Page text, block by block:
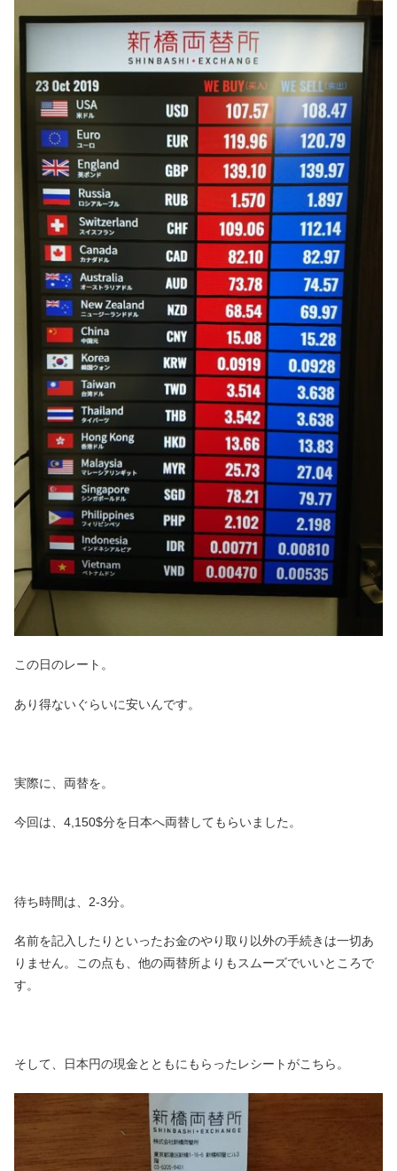
この日のレート。
あり得ないぐらいに安いんです。
実際に、両替を。
今回は、4,150$分を日本へ両替してもらいました。
待ち時間は、2-3分。
名前を記入したりといったお金のやり取り以外の手続きは一切あ
りません。この点も、他の両替所よりもスムーズでいいところで
す。
そして、日本円の現金とともにもらったレシートがこちら。